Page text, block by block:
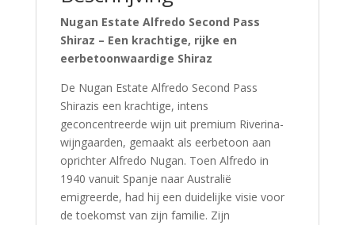
Nugan Estate Alfredo Second Pass
Shiraz – Een krachtige, rijke en
eerbetoonwaardige Shiraz
De Nugan Estate Alfredo Second Pass
Shirazis een krachtige, intens
geconcentreerde wijn uit premium Riverina-
wijngaarden, gemaakt als eerbetoon aan
oprichter Alfredo Nugan. Toen Alfredo in
1940 vanuit Spanje naar Australië
emigreerde, had hij een duidelijke visie voor
de toekomst van zijn familie. Zijn